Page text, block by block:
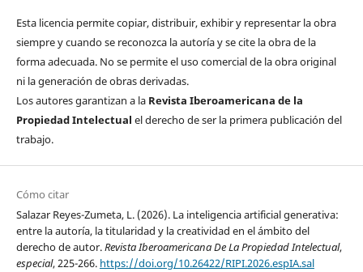
Esta licencia permite copiar, distribuir, exhibir y representar la obra
siempre y cuando se reconozca la autoría y se cite la obra de la
forma adecuada. No se permite el uso comercial de la obra original
ni la generación de obras derivadas.
Los autores garantizan a la Revista Iberoamericana de la
Propiedad Intelectual el derecho de ser la primera publicación del
trabajo.
Cómo citar
Salazar Reyes-Zumeta, L. (2026). La inteligencia artificial generativa:
entre la autoría, la titularidad y la creatividad en el ámbito del
derecho de autor.Revista Iberoamericana De La Propiedad Intelectual,
especial, 225-266. https://doi.org/10.26422/RIPI.2026.espIA.sal